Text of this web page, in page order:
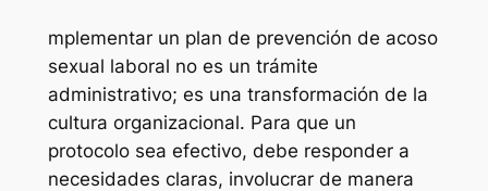
mplementar un plan de prevención de acoso
sexual laboral no es un trámite
administrativo; es una transformación de la
cultura organizacional. Para que un
protocolo sea efectivo, debe responder a
necesidades claras, involucrar de manera